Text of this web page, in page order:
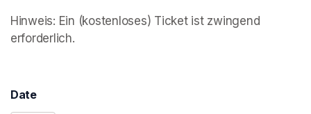
Hinweis: Ein (kostenloses) Ticket ist zwingend
erforderlich.
Date